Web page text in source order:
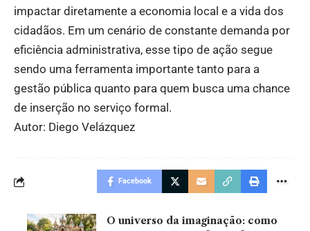
impactar diretamente a economia local e a vida dos
cidadãos. Em um cenário de constante demanda por
eficiência administrativa, esse tipo de ação segue
sendo uma ferramenta importante tanto para a
gestão pública quanto para quem busca uma chance
de inserção no serviço formal.
Autor: Diego Velázquez
Facebook
O universo da imaginação: como